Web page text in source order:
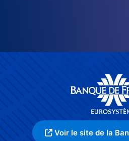
Voir le site de la